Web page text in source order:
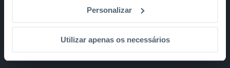
Personalizar
Utilizar apenas os necessários